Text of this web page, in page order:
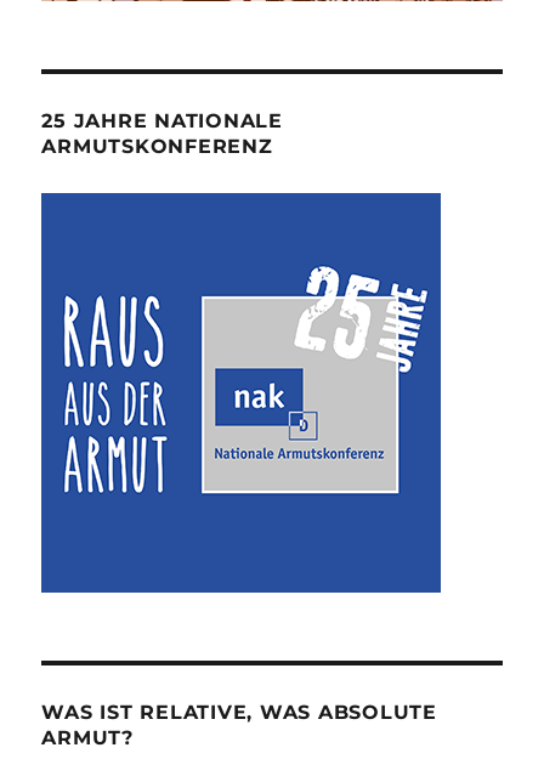
25 JAHRE NATIONALE
ARMUTSKONFERENZ
WAS IST RELATIVE, WAS ABSOLUTE
ARMUT?